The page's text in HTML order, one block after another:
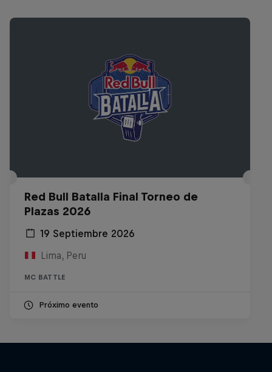
Red Bull Batalla Final Torneo de
Plazas 2026
19 Septiembre 2026
Lima, Peru
MC BATTLE
Próximo evento